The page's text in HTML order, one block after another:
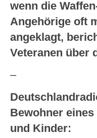
wenn die
Angehörige oft
angeklagt,
Veteranen über
–
Bewohner
und Kinder: